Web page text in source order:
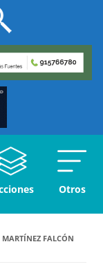
Otros
FALCÓN